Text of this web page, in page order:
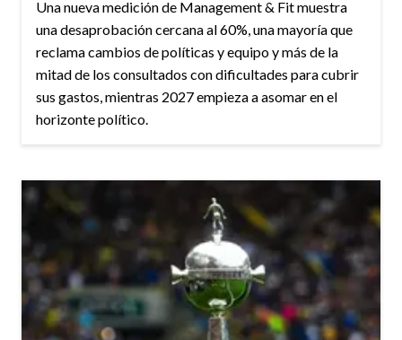
Una nueva medición de Management & Fit muestra
una desaprobación cercana al 60%, una mayoría que
reclama cambios de políticas y equipo y más de la
mitad de los consultados con dificultades para cubrir
sus gastos, mientras 2027 empieza a asomar en el
horizonte político.